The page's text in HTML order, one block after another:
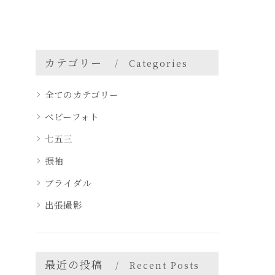
カテゴリー Categories
全てのカテゴリー
ベビーフォト
七五三
振袖
ブライダル
出張撮影
最近の投稿 Recent Posts